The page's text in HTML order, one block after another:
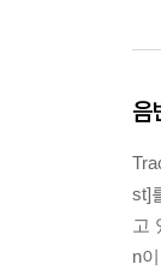
음
st]
고
n